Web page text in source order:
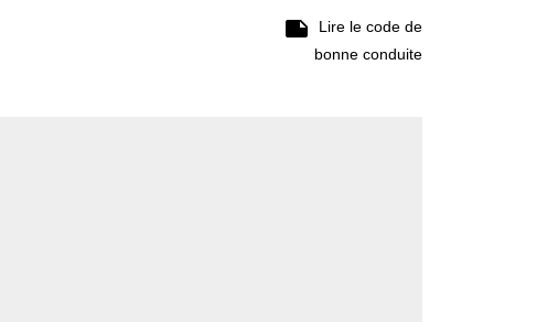

Lire le code de
bonne conduite